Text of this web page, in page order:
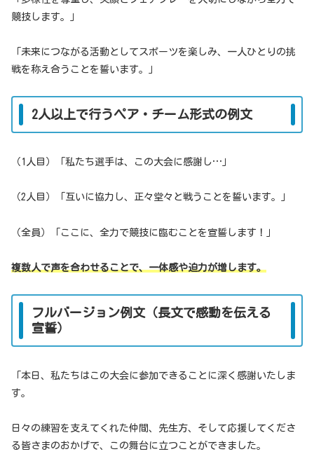
競技します。」
「未来につながる活動としてスポーツを楽しみ、一人ひとりの挑
戦を称え合うことを誓います。」
2人以上で行うペア・チーム形式の例文
（1人目）「私たち選手は、この大会に感謝し…」
（2人目）「互いに協力し、正々堂々と戦うことを誓います。」
（全員）「ここに、全力で競技に臨むことを宣誓します！」
複数人で声を合わせることで、一体感や迫力が増します。
フルバージョン例文（長文で感動を伝える
宣誓）
「本日、私たちはこの大会に参加できることに深く感謝いたしま
す。
日々の練習を支えてくれた仲間、先生方、そして応援してくださ
る皆さまのおかげで、この舞台に立つことができました。